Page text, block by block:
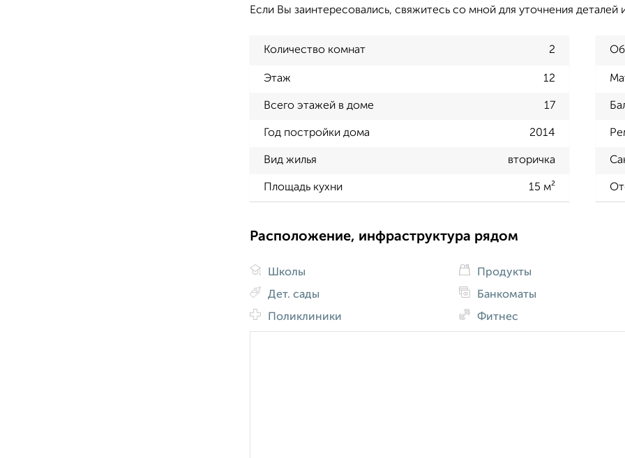
Если Вы заинтересовались, свяжитесь со мной для уточнения деталей
Количество комнат 2
Этаж 12
Всего этажей в доме 17
Год постройки дома 2014
Вид жилья вторичка
Площадь кухни 15 м²
Расположение, инфраструктура рядом
Школы
Дет. сады
Поликлиники
Продукты
Банкоматы
Фитнес